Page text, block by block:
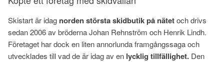
Skistart är idag norden största skidbutik på nätetoch drivs
sedan 2006 av bröderna Johan Rehnström och Henrik Lindh.
Företaget har dock en liten annorlunda framgångssaga och
utvecklades till vad de är idag av en lycklig tillfällighet. Den